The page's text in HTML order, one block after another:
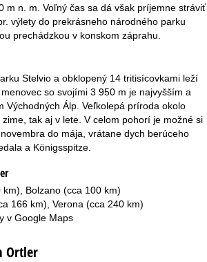
m n. m. Voľný čas sa dá však príjemne stráviť
výlety do prekrásneho národného parku
prechádzkou v konskom záprahu.
Stelvio a obklopený 14 tritisícovkami leží
so svojími 3 950 m je najvyšším a
Východných Álp. Veľkolepá príroda okolo
tak aj v lete. V celom pohorí je možné si
do mája, vrátane dych berúceho
a Königsspitze.
Bolzano (cca 100 km)
166 km), Verona (cca 240 km)
v Google Maps
Ortler